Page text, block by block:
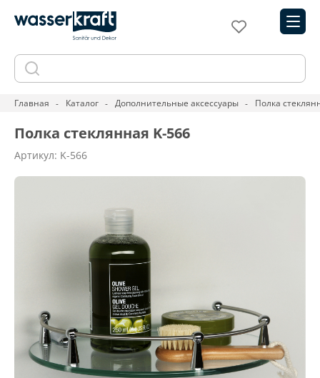
Главная Каталог Дополнительные аксессуары Полка
Полка стеклянная K-566
Артикул: K-566